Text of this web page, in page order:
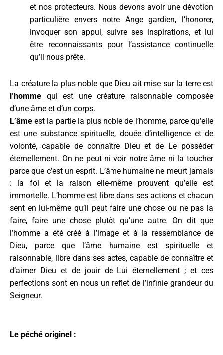
et nos protecteurs. Nous devons avoir une dévotion
particulière envers notre Ange gardien, l’honorer,
invoquer son appui, suivre ses inspirations, et lui
être reconnaissants pour l’assistance continuelle
qu’il nous prête.
La créature la plus noble que Dieu ait mise sur la terre est
l’homme qui est une créature raisonnable composée
d’une âme et d’un corps.
L’âme est la partie la plus noble de l’homme, parce qu’elle
est une substance spirituelle, douée d’intelligence et de
volonté, capable de connaître Dieu et de Le posséder
éternellement. On ne peut ni voir notre âme ni la toucher
parce que c’est un esprit. L’âme humaine ne meurt jamais
: la foi et la raison elle-même prouvent qu’elle est
immortelle. L’homme est libre dans ses actions et chacun
sent en lui-même qu’il peut faire une chose ou ne pas la
faire, faire une chose plutôt qu’une autre. On dit que
l’homme a été créé à l’image et à la ressemblance de
Dieu, parce que l’âme humaine est spirituelle et
raisonnable, libre dans ses actes, capable de connaître et
d’aimer Dieu et de jouir de Lui éternellement ; et ces
perfections sont en nous un reflet de l’infinie grandeur du
Seigneur.
Le péché originel :